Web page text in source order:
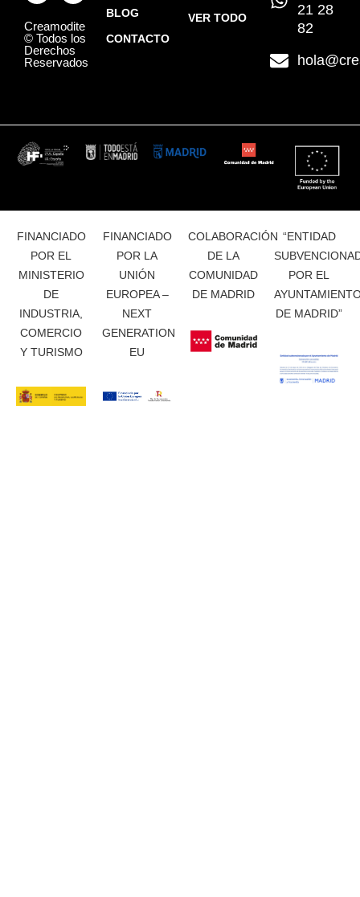
Creamodite
© Todos los
Derechos
Reservados
BLOG
CONTACTO
VER TODO
21 28
82
FINANCIADO
POR EL
MINISTERIO
DE
INDUSTRIA,
COMERCIO
Y TURISMO
FINANCIADO
POR LA
UNIÓN
EUROPEA –
NEXT
GENERATION
EU
COLABORACIÓN
DE LA
COMUNIDAD
DE MADRID
“ENTIDAD
POR EL
DE MADRID”